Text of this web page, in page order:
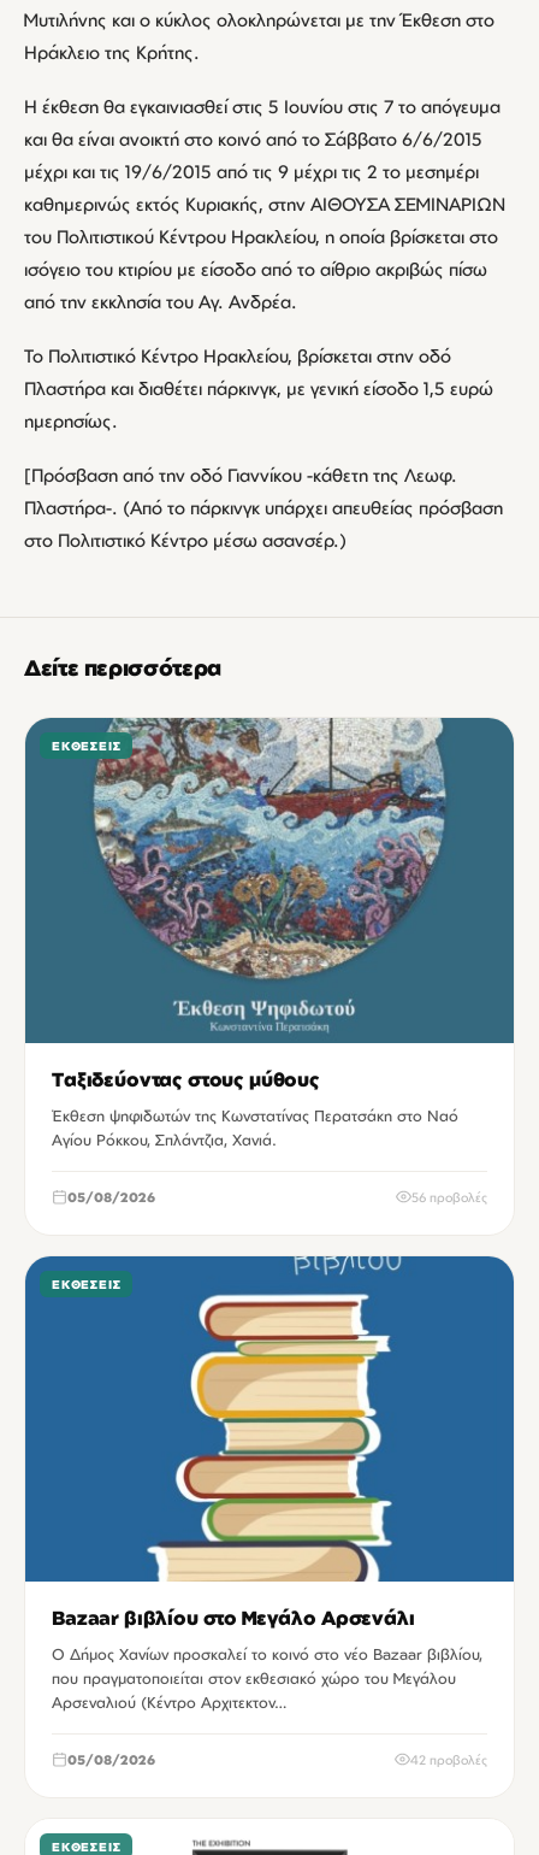
Μυτιλήνης και ο κύκλος ολοκληρώνεται με την Έκθεση στο
Ηράκλειο της Κρήτης.
Η έκθεση θα εγκαινιασθεί στις 5 Ιουνίου στις 7 το απόγευμα
και θα είναι ανοικτή στο κοινό από το Σάββατο 6/6/2015
μέχρι και τις 19/6/2015 από τις 9 μέχρι τις 2 το μεσημέρι
καθημερινώς εκτός Κυριακής, στην ΑΙΘΟΥΣΑ ΣΕΜΙΝΑΡΙΩΝ
του Πολιτιστικού Κέντρου Ηρακλείου, η οποία βρίσκεται στο
ισόγειο του κτιρίου με είσοδο από το αίθριο ακριβώς πίσω
από την εκκλησία του Αγ. Ανδρέα.
Το Πολιτιστικό Κέντρο Ηρακλείου, βρίσκεται στην οδό
Πλαστήρα και διαθέτει πάρκινγκ, με γενική είσοδο 1,5 ευρώ
ημερησίως.
[Πρόσβαση από την οδό Γιαννίκου -κάθετη της Λεωφ.
Πλαστήρα-. (Από το πάρκινγκ υπάρχει απευθείας πρόσβαση
στο Πολιτιστικό Κέντρο μέσω ασανσέρ.)
Δείτε περισσότερα
ΕΚΘΈΣΕΙΣ
Ταξιδεύοντας στους μύθους
Έκθεση ψηφιδωτών της Κωνστατίνας Περατσάκη στο Ναό
Αγίου Ρόκκου, Σπλάντζια, Χανιά.
05/08/2026 56 προβολές
ΕΚΘΈΣΕΙΣ
Bazaar βιβλίου στο Μεγάλο Αρσενάλι
Ο Δήμος Χανίων προσκαλεί το κοινό στο νέο Bazaar βιβλίου,
που πραγματοποιείται στον εκθεσιακό χώρο του Μεγάλου
Αρσεναλιού (Κέντρο Αρχιτεκτον…
05/08/2026 42 προβολές
ΕΚΘΈΣΕΙΣ